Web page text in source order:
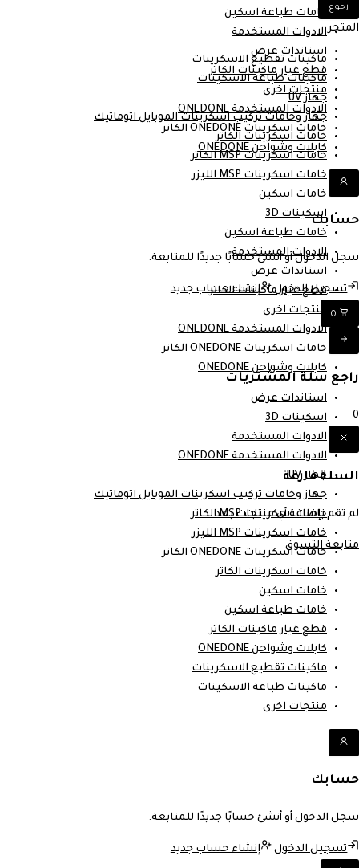
رجوع
المتجر
ماكينات تقطيع الاسكرينات
ماكينات طباعة الاسكينات
جهاز UV
جهاز وخامات تركيب اسكرينات الموبايل اتوماتيك
خامات اسكرينات الكاتر
خامات اسكرينات MSP الكاتر
خامات اسكرينات MSP الليزر
خامات اسكين
اسكينات 3D
خامات طباعة اسكين
الادوات المستخدمة
استاندات عرض
قطع غيار ماكينات الكاتر
منتجات اخرى
الادوات المستخدمة ONEDONE
خامات اسكرينات ONEDONE الكاتر
كابلات وشواحن ONEDONE
استاندات عرض
اسكينات 3D
الادوات المستخدمة
الادوات المستخدمة ONEDONE
جهاز UV
جهاز وخامات تركيب اسكرينات الموبايل اتوماتيك
خامات اسكرينات MSP الكاتر
خامات اسكرينات MSP الليزر
خامات اسكرينات ONEDONE الكاتر
خامات اسكرينات الكاتر
خامات اسكين
خامات طباعة اسكين
قطع غيار ماكينات الكاتر
كابلات وشواحن ONEDONE
ماكينات تقطيع الاسكرينات
ماكينات طباعة الاسكينات
منتجات اخرى
حسابك
سجل الدخول أو أنشئ حسابًا جديدًا للمتابعة.
تسجيل الدخول إنشاء حساب جديد
خامات طباعة اسكين
الادوات المستخدمة
استاندات عرض
قطع غيار ماكينات الكاتر
منتجات اخرى
الادوات المستخدمة ONEDONE
خامات اسكرينات ONEDONE الكاتر
كابلات وشواحن ONEDONE
حسابك
سجل الدخول أو أنشئ حسابًا جديدًا للمتابعة.
تسجيل الدخول إنشاء حساب جديد
0
راجع سلة المشتريات
0
السلة فارغة
لم تقم بإضافة أي منتجات بعد.
متابعة التسوق